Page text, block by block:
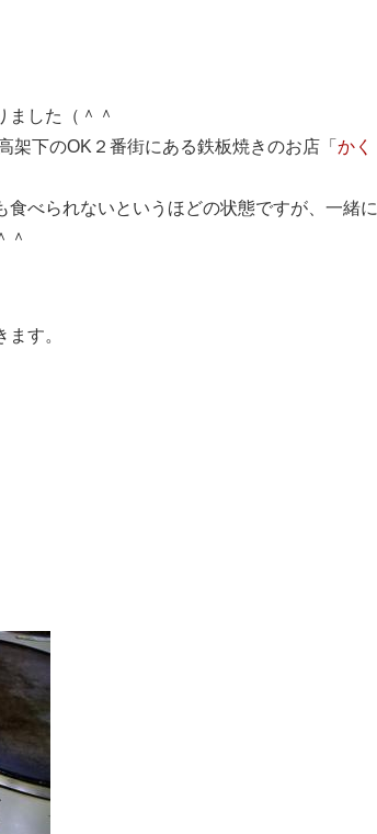
ました（＾＾
下のOK２番街にある鉄板焼きのお店「 かく
べられないというほどの状態ですが、一緒に
＾
す。